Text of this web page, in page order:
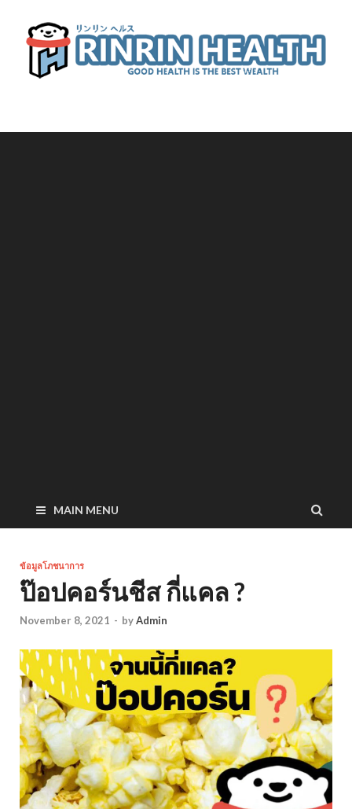
MAIN MENU
ข้อมูลโภชนาการ
ป๊อปคอร์นชีส กี่แคล ?
November 8, 2021 - byAdmin